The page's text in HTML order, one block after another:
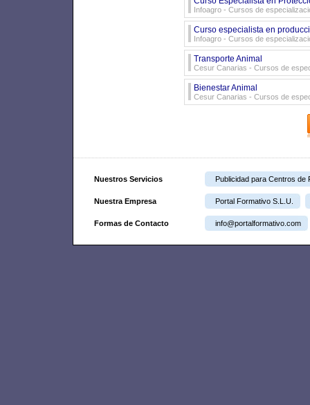
Infoagro - Cursos de
Curso especialista en
Infoagro - Cursos de
Transporte Animal
Cesur Canarias - Cursos de
Bienestar Animal
Cesur Canarias - Cursos de
Nuestros Servicios Publicidad para Centros de
Nuestra Empresa Portal Formativo S.L.U.
Formas de Contacto info@portalformativo.com